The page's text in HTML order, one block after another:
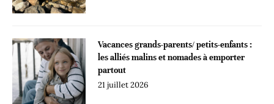
Vacances grands-parents/ petits-enfants :
les alliés malins et nomades à emporter
partout
21 juillet 2026